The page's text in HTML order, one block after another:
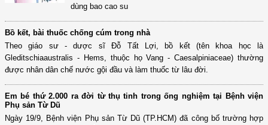
dùng bao cao su
Bồ kết, bài thuốc chống cúm trong nhà
Theo giáo sư - dược sĩ Đỗ Tất Lợi, bồ kết (tên khoa học là
Gleditschiaaustralis - Hems, thuộc họ Vang - Caesalpiniaceae) thường
được nhân dân chế nước gội đầu và làm thuốc từ lâu đời.
Em bé thứ 2.000 ra đời từ thụ tinh trong ống nghiệm tại Bệnh viện
Phụ sản Từ Dũ
Ngày 19/9, Bệnh viện Phụ sản Từ Dũ (TP.HCM) đã công bố trường hợp